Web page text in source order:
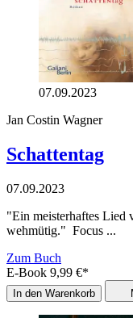
07.09.2023
Jan Costin Wagner
Schattentag
07.09.2023
"Ein meisterhaftes Lied
wehmütig." Focus ...
Zum Buch
E-Book 9,99 €*
In den Warenkorb